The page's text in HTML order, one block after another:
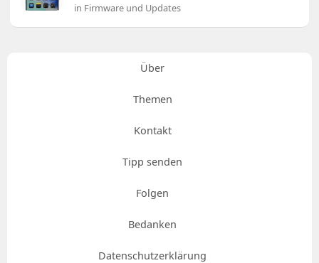
in Firmware und Updates
Über
Themen
Kontakt
Tipp senden
Folgen
Bedanken
Datenschutzerklärung